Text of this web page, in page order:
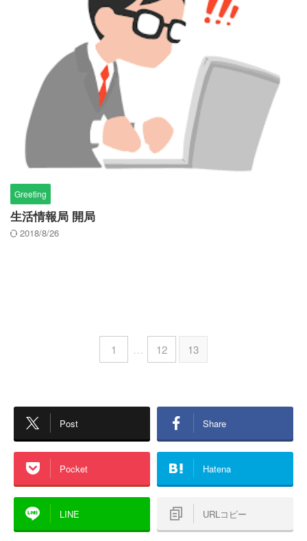
Greeting
生活情報局 開局
2018/8/26
1 … 12 13
Post Share
Pocket Hatena
LINE URLコピー